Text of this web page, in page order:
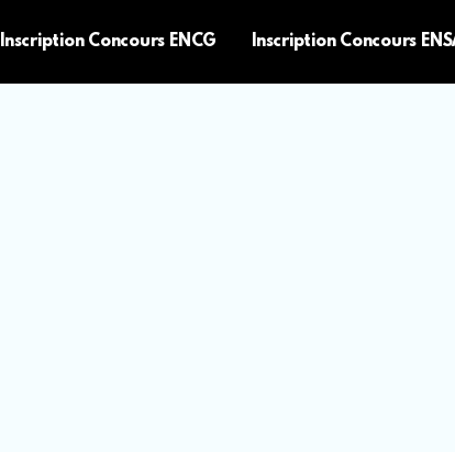
Inscription Concours ENCG Inscription Concours